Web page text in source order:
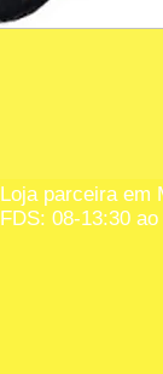
Loja parceira em
FDS: 08-13:30